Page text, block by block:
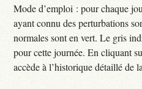
Mode d’emploi : pour chaque
ayant connu des perturbations
normales sont en vert. Le gris
pour cette journée. En cliquant
accède à l’historique détaillé de